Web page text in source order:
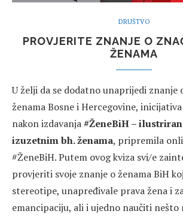
DRUŠTVO
PROVJERITE ZNANJE O
ŽENAMA
U želji da se dodatno unaprijedi znanje
ženama Bosne i Hercegovine, inicijativa
nakon izdavanja#ŽeneBiH –
izuzetnim bh. ženama, pripremila
#ŽeneBiH. Putem ovog kviza svi/e
provjeriti svoje znanje o ženama BiH
stereotipe, unapređivale prava žena i
emancipaciju, ali i ujedno naučiti nešto